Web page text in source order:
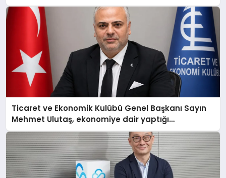
Ticaret ve Ekonomik Kulübü Genel Başkanı Sayın
Mehmet Ulutaş, ekonomiye dair yaptığı
açıklamada şunları kaydetti: